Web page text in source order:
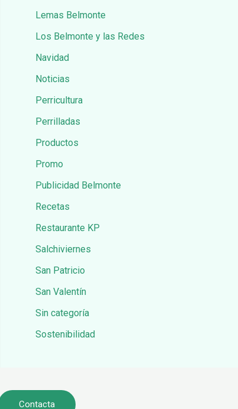
Lemas Belmonte
Los Belmonte y las Redes
Navidad
Noticias
Perricultura
Perrilladas
Productos
Promo
Publicidad Belmonte
Recetas
Restaurante KP
Salchiviernes
San Patricio
San Valentín
Sin categoría
Sostenibilidad
Contacta